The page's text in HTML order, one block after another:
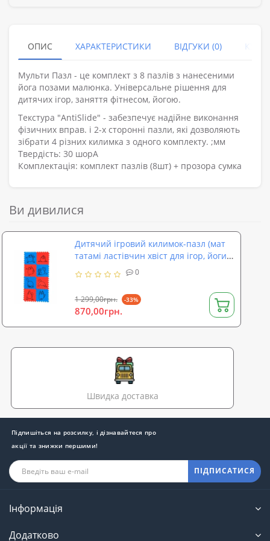
ОПИС ХАРАКТЕРИСТИКИ ВІДГУКИ (0)
Мульти Пазл - це комплект з 8 пазлів з нанесеними
йога позами малюнка. Універсальне рішення для
дитячих ігор, заняття фітнесом, йогою.
Текстура "AntiSlide" - забезпечує надійне виконання
фізичних вправ. і 2-х сторонні пазли, які дозволяють
зібрати 4 різних килимка з одного комплекту. ;мм
Твердість: 30 шорА
Комплектація: комплект пазлів (8шт) + прозора сумка
Ви дивилися
Дитячий ігровий килимок-пазл (мат
татамі ластівчин хвіст для ігор, йоги
та фітнесу) OSPORT Happy Cat (FI-
0136)
0
1 299,00грн. -33%
870,00грн.
Швидка доставка
Підпишіться на розсилку, і дізнавайтеся про
акції та знижки першими!
ПІДПИСАТИСЯ
Інформація
Додатково